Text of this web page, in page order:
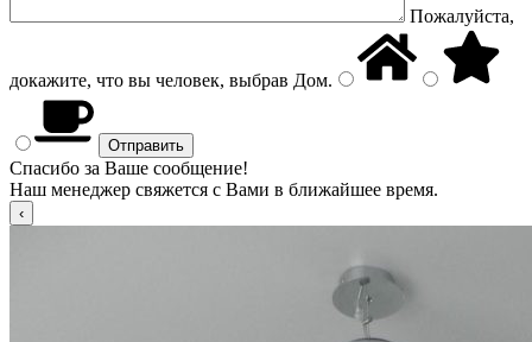
Пожалуйста,
докажите, что вы человек, выбрав Дом.
Спасибо за Ваше сообщение!
Наш менеджер свяжется с Вами в ближайшее время.